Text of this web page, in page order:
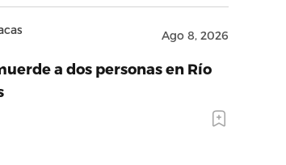
Ago 8, 2026
a dos personas en Río